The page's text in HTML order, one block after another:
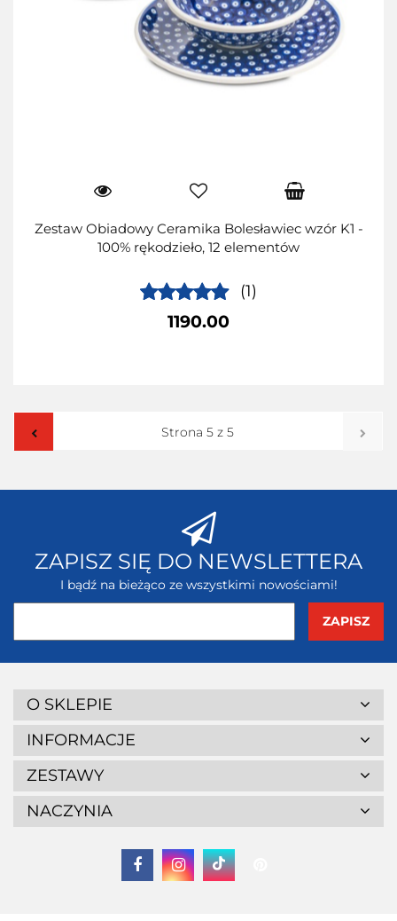
Zestaw Obiadowy Ceramika Bolesławiec wzór K1 -
100% rękodzieło, 12 elementów
(1)
1190.00
ZAPISZ SIĘ DO NEWSLETTERA
I bądź na bieżąco ze wszystkimi nowościami!
O SKLEPIE
INFORMACJE
ZESTAWY
NACZYNIA